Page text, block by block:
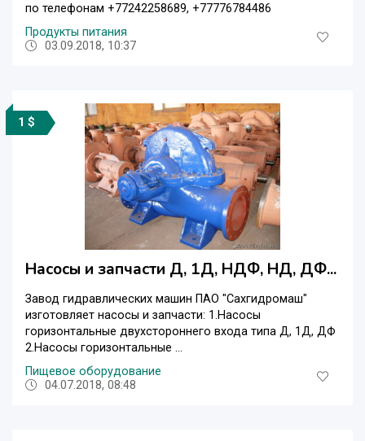
по телефонам +77242258689, +77776784486
Продукты питания
03.09.2018, 10:37
1 $
Насосы и запчасти Д, 1Д, НДФ, НД, ДФ...
Завод гидравлических машин ПАО "Сахгидромаш"
изготовляет насосы и запчасти: 1.Насосы
горизонтальные двухстороннего входа типа Д, 1Д, ДФ
2.Насосы горизонтальные ...
Пищевое оборудование
04.07.2018, 08:48